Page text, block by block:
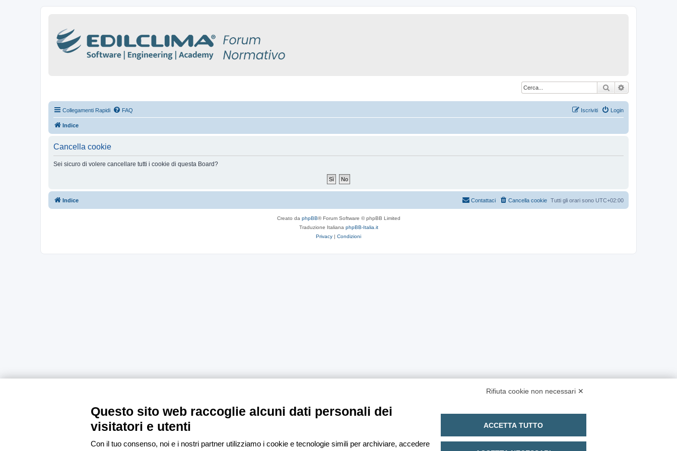
Cerca
Collegamenti Rapidi FAQ Login
Iscriviti
Indice
Cancella cookie
Sei sicuro di volere cancellare tutti i cookie di questa Board?
Indice Tutti gli orari sono UTC+02:00
Cancella cookie
Contattaci
Creato da phpBB® Forum Software © phpBB Limited
Traduzione Italiana phpBB-Italia.it
Privacy | Condizioni
Rifiuta cookie non necessari ✕
Questo sito web raccoglie alcuni dati personali dei
visitatori e utenti
Con il tuo consenso, noi e i nostri partner utilizziamo i cookie e tecnologie simili per archiviare, accedere
ACCETTA TUTTO